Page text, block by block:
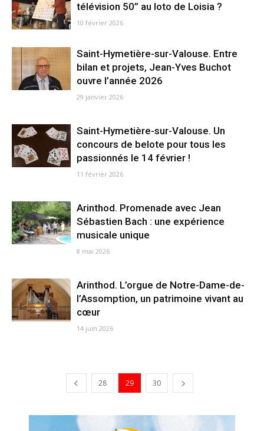
télévision 50” au loto de Loisia ?
10 février 2026
Saint-Hymetière-sur-Valouse. Entre
bilan et projets, Jean-Yves Buchot
ouvre l’année 2026
29 janvier 2026
Saint-Hymetière-sur-Valouse. Un
concours de belote pour tous les
passionnés le 14 février !
11 février 2026
Arinthod. Promenade avec Jean
Sébastien Bach : une expérience
musicale unique
8 mai 2026
Arinthod. L’orgue de Notre-Dame-de-
l’Assomption, un patrimoine vivant au
cœur
14 juin 2026
28 29 30